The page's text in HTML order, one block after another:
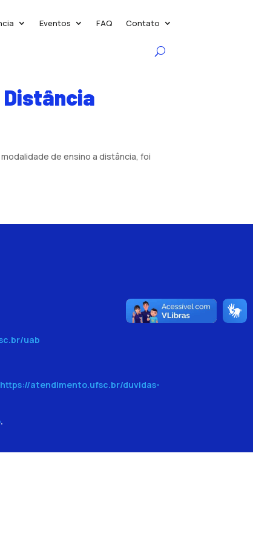
Eventos FAQ Contato
modalidade de ensino a distância, foi
uab
https://atendimento.ufsc.br/duvidas-
.